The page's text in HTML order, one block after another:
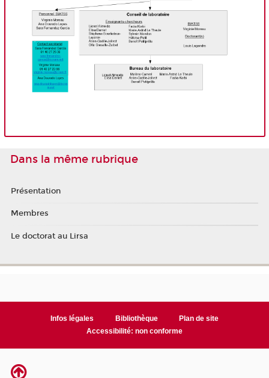
Dans la même rubrique
Présentation
Membres
Le doctorat au Lirsa
Infos légales Bibliothèque
Plan de site
Accessibilité: non conforme